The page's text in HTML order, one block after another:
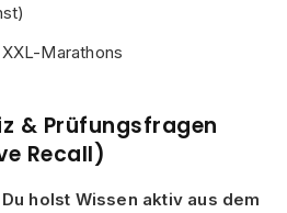
Marathons
& Prüfungsfragen
Recall)
Du holst Wissen aktiv aus dem